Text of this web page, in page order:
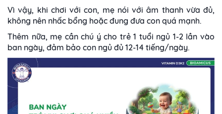
Vì vậy, khi chơi với con, mẹ nói với âm thanh vừa đủ,
không nên nhấc bổng hoặc đung đưa con quá mạnh.
Thêm nữa, mẹ cần chú ý cho trẻ 1 tuổi ngủ 1-2 lần vào
ban ngày, đảm bảo con ngủ đủ 12-14 tiếng/ngày.